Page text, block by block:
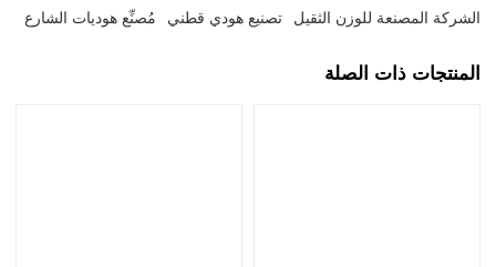
الشركة المصنعة للوزن الثقيل
تصنيع هودي قطني مُصنِّع هوديات الشارع
المنتجات ذات الصلة